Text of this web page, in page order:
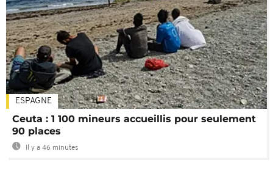
ESPAGNE
Ceuta : 1 100 mineurs accueillis pour seulement
90 places
Il y a 46 minutes